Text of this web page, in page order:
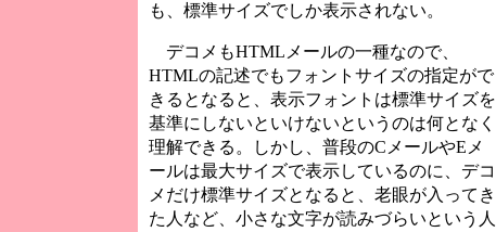
も、標準サイズでしか表示されない。
デコメもHTMLメールの一種なので、
HTMLの記述でもフォントサイズの指定がで
きるとなると、表示フォントは標準サイズを
基準にしないといけないというのは何となく
理解できる。しかし、普段のCメールやEメ
ールは最大サイズで表示しているのに、デコ
メだけ標準サイズとなると、老眼が入ってき
た人など、小さな文字が読みづらいという人